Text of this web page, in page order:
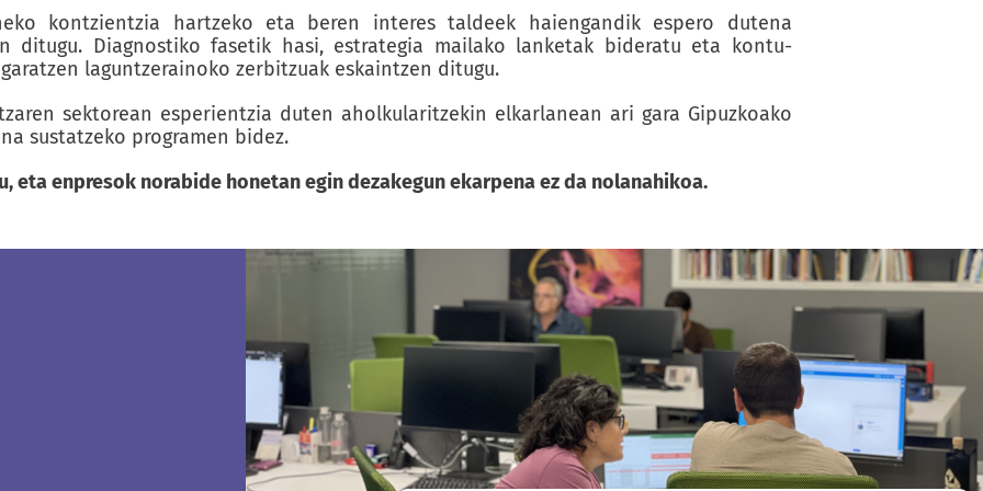
kontzientzia hartzeko eta beren interes taldeek haiengandik espero dutena
ditugu. Diagnostiko fasetik hasi, estrategia mailako lanketak bideratu eta kontu-
laguntzerainoko zerbitzuak eskaintzen ditugu.
sektorean esperientzia duten aholkularitzekin elkarlanean ari gara Gipuzkoako
sustatzeko programen bidez.
eta enpresok norabide honetan egin dezakegun ekarpena ez da nolanahikoa.